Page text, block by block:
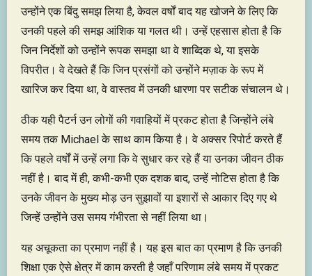
उन्होंने एक बिंदु समझ लिया है, केवल वर्षों बाद यह खोजने के लिए कि
उनकी पहले की समझ आंशिक या गलत थी। उन्हें एहसास होता है कि
जिन निर्देशों को उन्होंने रूपक समझा था वे शाब्दिक थे, या इसके
विपरीत। वे देखते हैं कि जिन प्रसंगों को उन्होंने मज़ाक के रूप में
खारिज कर दिया था, वे वास्तव में उनकी धारणा पर सटीक संचालन थे।
ठीक यही पैटर्न उन लोगों की गवाहियों में प्रकट होता है जिन्होंने लंबे
समय तक Michael के साथ काम किया है। वे अक्सर रिपोर्ट करते हैं
कि पहले वर्षों में उन्हें लगा कि वे सुधार कर रहे हैं या उनका जीवन ठीक
नहीं है। बाद में ही, कभी-कभी एक दशक बाद, उन्हें नोटिस होता है कि
उनके जीवन के मुख्य मोड़ उन सुझावों या इशारों से आकार दिए गए थे
जिन्हें उन्होंने उस समय गंभीरता से नहीं लिया था।
यह अचूकता का प्रमाण नहीं है। यह इस बात का प्रमाण है कि उनकी
शिक्षा एक ऐसे क्षेत्र में काम करती है जहाँ परिणाम लंबे समय में प्रकट